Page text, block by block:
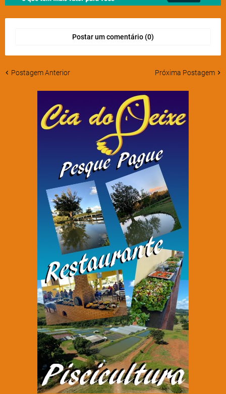
Postar um comentário (0)
Postagem Anterior Próxima Postagem